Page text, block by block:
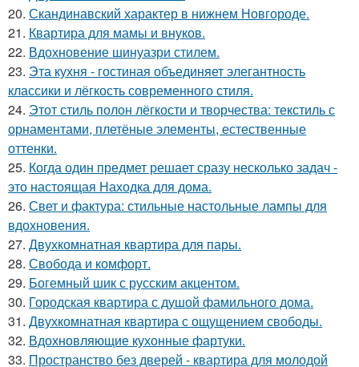
20. Скандинавский характер в нижнем Новгороде.
21. Квартира для мамы и внуков.
22. Вдохновение шинуазри стилем.
23. Эта кухня - гостиная объединяет элегантность
классики и лёгкость современного стиля.
24. Этот стиль полон лёгкости и творчества: текстиль с
орнаментами, плетёные элементы, естественные
оттенки.
25. Когда один предмет решает сразу несколько задач -
это настоящая Находка для дома.
26. Свет и фактура: стильные настольные лампы для
вдохновения.
27. Двухкомнатная квартира для пары.
28. Свобода и комфорт.
29. Богемный шик с русским акцентом.
30. Городская квартира с душой фамильного дома.
31. Двухкомнатная квартира с ощущением свободы.
32. Вдохновляющие кухонные фартуки.
33. Пространство без дверей - квартира для молодой